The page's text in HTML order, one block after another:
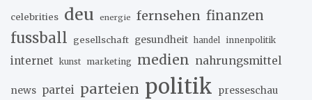
celebrities deu energie fernsehen finanzen
fussball gesellschaft gesundheit handel innenpolitik
internet kunst marketing medien nahrungsmittel
news partei parteien politik presseschau